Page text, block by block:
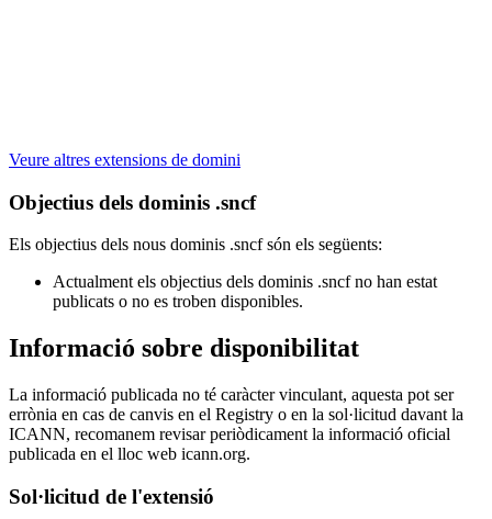
Veure altres extensions de domini
Objectius dels dominis .sncf
Els objectius dels nous dominis .sncf són els següents:
Actualment els objectius dels dominis .sncf no han estat
publicats o no es troben disponibles.
Informació sobre disponibilitat
La informació publicada no té caràcter vinculant, aquesta pot ser
errònia en cas de canvis en el Registry o en la sol·licitud davant la
ICANN, recomanem revisar periòdicament la informació oficial
publicada en el lloc web icann.org.
Sol·licitud de l'extensió